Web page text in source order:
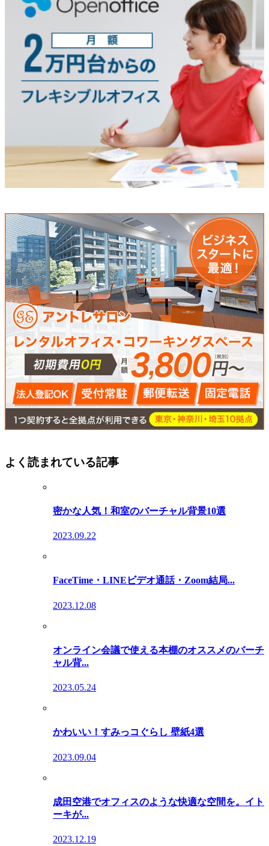
よく読まれている記事
密かな人気！和室のバーチャル背景10選
2023.09.22
FaceTime・LINEビデオ通話・Zoom結局...
2023.12.08
オンライン会議で使える本棚のオススメのバーチ
ャル背...
2023.05.24
かわいい！すみっコぐらし 壁紙4選
2023.09.04
成田空港でオフィスのような快適な空間を。イト
ーキが...
2023.12.19